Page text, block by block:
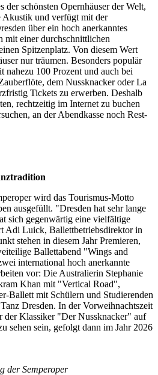
der schönsten Opernhäuser der Welt,
Akustik und verfügt mit der
über ein hoch anerkanntes
mit einer durchschnittlichen
Spitzenplatz. Von diesem Wert
nur träumen. Besonders populär
nahezu 100 Prozent und auch bei
dem Nussknacker oder La
Tickets zu erwerben. Deshalb
rechtzeitig im Internet zu buchen
an der Abendkasse noch Rest-
wird das Tourismus-Motto
ausgefüllt. "Dresden hat sehr lange
sich gegenwärtig eine vielfältige
Adi Luick, Ballettbetriebsdirektor in
stehen in diesem Jahr Premieren,
Ballettabend "Wings and
international hoch anerkannte
vor: Die Australierin Stephanie
Khan mit "Vertical Road",
Ballett mit Schülern und Studierenden
Dresden. In der Vorweihnachtszeit
der Klassiker "Der Nussknacker" auf
sehen sein, gefolgt dann im Jahr 2026
der Semperoper